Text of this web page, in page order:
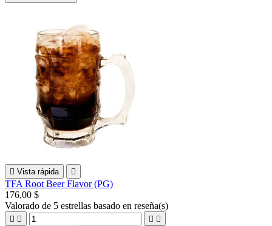
 Vista rápida 
TFA Root Beer Flavor (PG)
176,00 $
Valorado de 5 estrellas basado en reseña(s)
   